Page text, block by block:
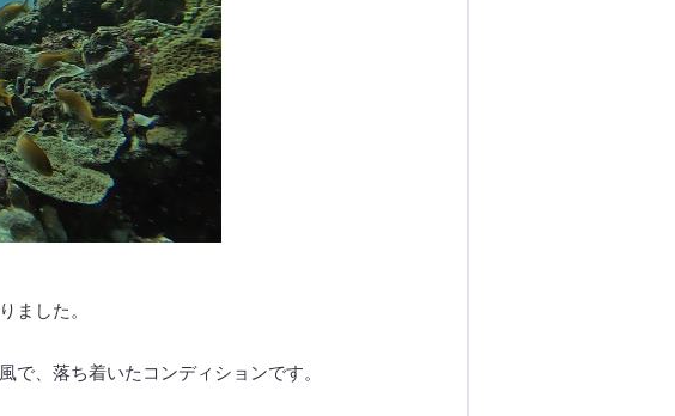
ました。
、落ち着いたコンディションです。